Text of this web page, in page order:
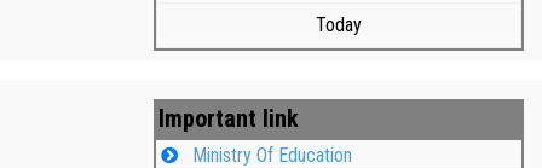
Today
Important link
Ministry Of Education